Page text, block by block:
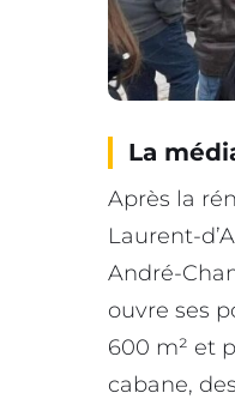
La
Après la
Laurent-
André-
ouvre ses
600 m² et
cabane,